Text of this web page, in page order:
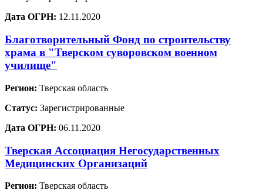
Дата ОГРН: 12.11.2020
Благотворительный Фонд по строительству
храма в "Тверском суворовском военном
училище"
Регион: Тверская область
Статус: Зарегистрированные
Дата ОГРН: 06.11.2020
Тверская Ассоциация Негосударственных
Медицинских Организаций
Регион: Тверская область